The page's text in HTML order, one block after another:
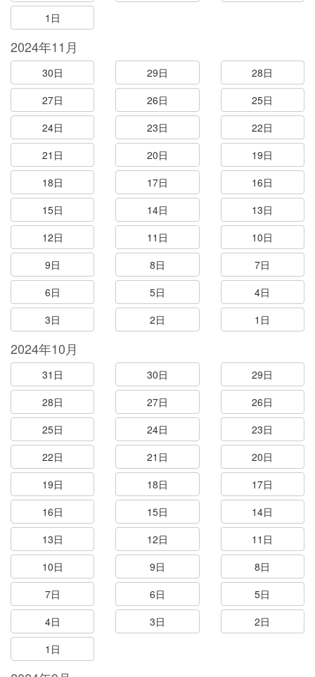
1日
2024年11月
30日 29日
28日
27日
26日
25日
24日
23日
22日
21日
20日
19日
18日
17日
16日
15日
14日
13日
12日
11日
10日
9日
8日
7日
6日
5日
4日
3日
2日 1日
2024年10月
31日 30日
29日
28日
27日
26日
25日
24日
23日
22日
21日
20日
19日
18日
17日
16日
15日
14日
13日
12日
11日
10日
9日
8日
7日
6日
5日
4日
3日
2日
1日